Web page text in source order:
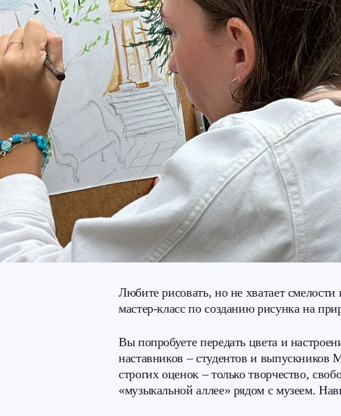
Любите рисовать, но не хватает
мастер-класс по созданию рисунка на
Вы попробуете передать цвета и
наставников – студентов и выпускников
строгих оценок – только творчество,
«музыкальной аллее» рядом с музеем.